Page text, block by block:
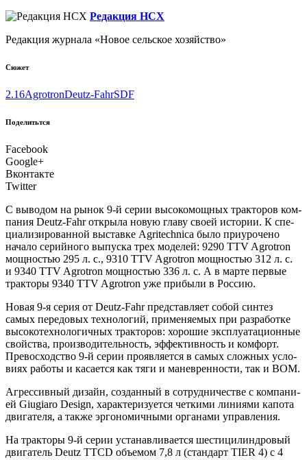
Редакция НСХ
Редакция журнала «Новое сельское хозяйство»
Сюжет
2.16AgrotronDeutz-FahrSDF
Поделитьтся
Facebook
Google+
Вконтакте
Twitter
С выво­дом на рынок 9‑й серии высо­ко­мощ­ных трак­то­ров ком­
па­ния Deutz-Fahr откры­ла новую гла­ву сво­ей исто­рии. К спе­
ци­а­ли­зи­ро­ван­ной выстав­ке Agritechnica было при­уро­че­но
нача­ло серий­но­го выпус­ка трех моде­лей: 9290 TTV Agrotron
мощ­но­стью 295 л. с., 9310 TTV Agrotron мощ­но­стью 312 л. с.
и 9340 TTV Agrotron мощ­но­стью 336 л. с. А в мар­те пер­вые
трак­то­ры 9340 TTV Agrotron уже при­бы­ли в Россию.
Новая 9‑я серия от Deutz-Fahr пред­став­ля­ет собой син­тез
самых пере­до­вых тех­но­ло­гий, при­ме­ня­е­мых при раз­ра­бот­ке
высо­ко­тех­но­ло­гич­ных трак­то­ров: хоро­шие экс­плу­а­та­ци­он­ные
свой­ства, про­из­во­ди­тель­ность, эффек­тив­ность и ком­форт.
Пре­вос­ход­ство 9‑й серии про­яв­ля­ет­ся в самых слож­ных усло­
ви­ях рабо­ты и каса­ет­ся как тяги и манев­рен­но­сти, так и ВОМ.
Агрес­сив­ный дизайн, создан­ный в сотруд­ни­че­стве с ком­па­ни­
ей Giugiaro Design, харак­те­ри­зу­ет­ся чет­ки­ми лини­я­ми капо­та
дви­га­те­ля, а так­же эрго­но­мич­ны­ми орга­на­ми управления.
На трак­то­ры 9‑й серии уста­нав­ли­ва­ет­ся шести­ци­лин­дро­вый
дви­га­тель Deutz TTCD объ­е­мом 7,8 л (стан­дарт TIER 4) с 4